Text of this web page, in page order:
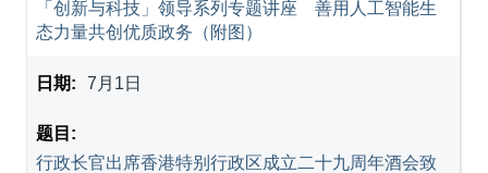
「创新与科技」领导系列专题讲座 善用人工智能生
态力量共创优质政务（附图）
7月1日
行政长官出席香港特别行政区成立二十九周年酒会致